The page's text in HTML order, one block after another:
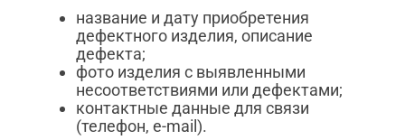
название и дату приобретения
дефектного изделия, описание
дефекта;
фото изделия с выявленными
несоответствиями или дефектами;
контактные данные для связи
(телефон, e-mail).